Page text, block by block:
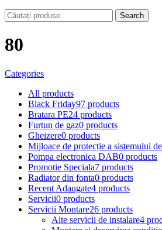
Search
80
Categories
All products
Black Friday97 products
Bratara PE24 products
Furtun de gaz0 products
Gheizere0 products
Mijloace de protecție a sistemului
Pompa electronica DAB0 products
Promotie Speciala7 products
Radiator din fonta0 products
Recent Adaugate4 products
Servicii0 products
Servicii Montare26 products
Alte servicii de instalare4